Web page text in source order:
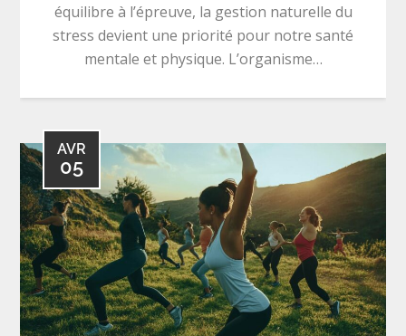
équilibre à l’épreuve, la gestion naturelle du
stress devient une priorité pour notre santé
mentale et physique. L’organisme…
AVR
05